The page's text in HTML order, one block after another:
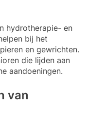
hydrotherapie- en
bij het
en gewrichten.
die lijden aan
aandoeningen.
van